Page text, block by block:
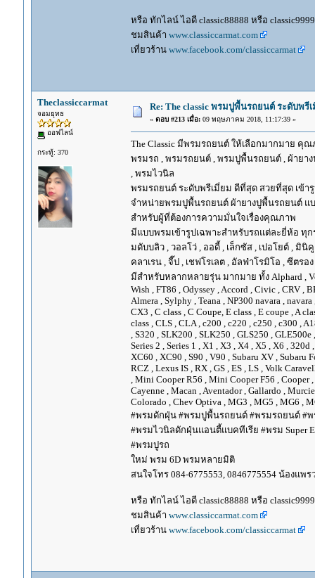
หรือ ทักไลน์ ไอดี classic88888 หรือ
ชมสินค้า www.classiccarmat.com
เที่ยวร้าน www.facebook.com/classiccarmat
Theclassiccarmat
จอมยุทธ
ออฟไลน์
กระทู้: 370
Re: The classic พรมปูพื้นรถยนต์ ระดับพรี
« ตอบ #213 เมื่อ:09 พฤษภาคม 2018, 11:17:39 »
The Classic มีพรมรถยนต์ ให้เลือกมากมาย คุ
พรมรถ , พรมรถยนต์ , พรมปูพื้นรถยนต์ , ผ้ายา
, พรมไวนิล
พรมรถยนต์ ระดับพรีเมี่ยม ดีที่สุด สวยที่สุด เข้ารู
จำหน่ายพรมปูพื้นรถยนต์ ผ้ายางปูพื้นรถยนต์ แบบ
สำหรับผู้ที่ต้องการความมั่นใจเรื่องคุณภาพ
มีแบบพรมเข้ารูปเฉพาะสำหรับรถแต่ละยี่ห้อ ทุก
มดับบลิว , วอลโว่ , ออดี้ , เล็กซัส , เปอโยต์ , มินิ
คลาเรน , จี๊ป , เชฟโรเลต , อัลฟ่าโรมิโอ , ซีตร
มีสำหรับหลากหลายรุ่น มากมาย ทั้ง Alphard ,
Wish , FT86 , Odyssey , Accord , Civic , CRV ,
Almera , Sylphy , Teana , NP300 navara ,
CX3 , C class , C Coupe, E class , E coupe , A
class , CLS , CLA , c200 , c220 , c250 , c300 ,
, S320 , SLK200 , SLK250 , GLS250 , GLE500e
Series 2 , Series 1 , X1 , X3 , X4 , X5 , X6 ,
XC60 , XC90 , S90 , V90 , Subaru XV , Subaru
RCZ , Lexus IS , RX , GS , ES , LS , Volk
, Mini Cooper R56 , Mini Cooper F56 , Cooper
Cayenne , Macan , Aventador , Gallardo ,
Colorado , Chev Optiva , MG3 , MG5 , MG6 ,
#พรมดักฝุ่น #พรมปูพื้นรถยนต์ #พรมรถยนต์ #พ
#พรมไวนิลดักฝุ่นแอนตี้แบคทีเรีย #พรม Super
#พรมปูรถ
ใหม่ พรม 6D พรมหลายมิติ
สนใจโทร 084-6775553, 0846775554 น้องแพร
หรือ ทักไลน์ ไอดี classic88888 หรือ
ชมสินค้า www.classiccarmat.com
เที่ยวร้าน www.facebook.com/classiccarmat